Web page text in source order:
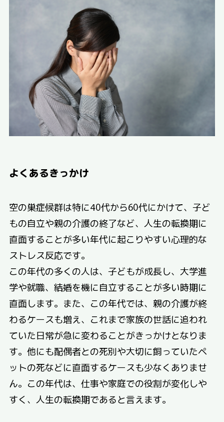
よくあるきっかけ
空の巣症候群は特に40代から60代にかけて、子ど
もの自立や親の介護の終了など、人生の転換期に
直面することが多い年代に起こりやすい心理的な
ストレス反応です。
この年代の多くの人は、子どもが成長し、大学進
学や就職、結婚を機に自立することが多い時期に
直面します。また、この年代では、親の介護が終
わるケースも増え、これまで家族の世話に追われ
ていた日常が急に変わることがきっかけとなりま
す。他にも配偶者との死別や大切に飼っていたペ
ットの死などに直面するケースも少なくありませ
ん。この年代は、仕事や家庭での役割が変化しや
すく、人生の転換期であると言えます。